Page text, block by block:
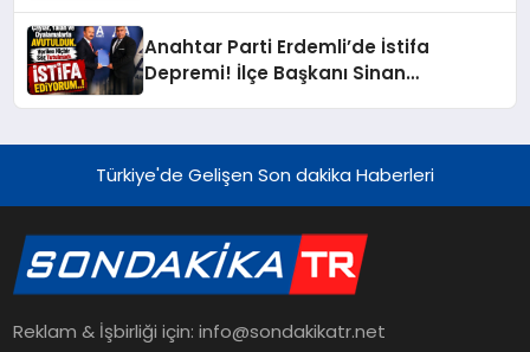
Anahtar Parti Erdemli’de İstifa
Depremi! İlçe Başkanı Sinan
Türkiye'de Gelişen Son dakika Haberleri
Reklam & İşbirliği için: info@sondakikatr.net